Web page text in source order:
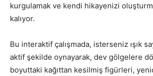
kurgulamak ve kendi hikayenizi
kalıyor.
Bu interaktif çalışmada, isterseniz ışık
aktif şekilde oynayarak, dev gölgelere
boyuttaki kağıttan kesilmiş figürleri,